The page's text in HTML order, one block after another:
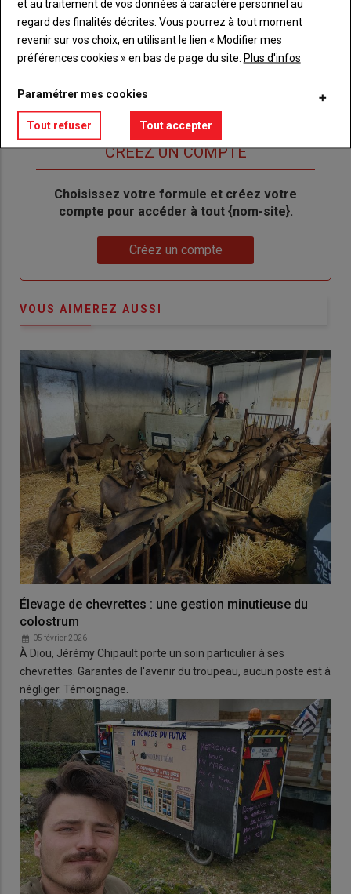
"Créer
un
nouveau
compte"
Lien
"Réinitialiser
votre
mot
passe"
Réinitialiser votre mot de passe
Lien
"Je
connecte"
Je me connecte
titre
Vous n'êtes pas abonné(e)
TITRE CRÉEZ UN COMPTE
BodyChoisissez votre formule et créez votre
compte pour accéder à tout {nom-site}.
Créez un compte
VOUS AIMEREZ AUSSI
Élevage de chevrettes : une gestion minutieuse du
colostrum
05 février 2026
À Diou, Jérémy Chipault porte un soin particulier à ses
chevrettes. Garantes de l'avenir du troupeau, aucun poste est à
négliger. Témoignage.
et au traitement de vos données à caractère personnel au
regard des finalités décrites. Vous pourrez à tout moment
revenir sur vos choix, en utilisant le lien « Modifier mes
préférences cookies » en bas de page du site. Plus d'infos
Paramétrer mes cookies
Tout refuser Tout accepter